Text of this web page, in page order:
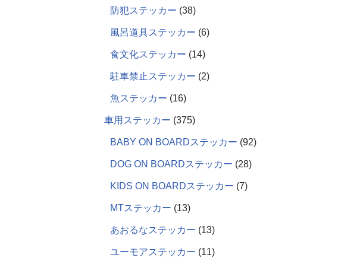
防犯ステッカー 38
風呂道具ステッカー 6
食文化ステッカー 14
駐車禁止ステッカー 2
魚ステッカー 16
車用ステッカー 375
BABY ON BOARDステッカー 92
DOG ON BOARDステッカー 28
KIDS ON BOARDステッカー 7
MTステッカー 13
あおるなステッカー 13
ユーモアステッカー 11